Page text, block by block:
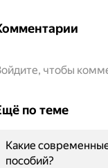
чтобы
по теме
Какие
пособий?